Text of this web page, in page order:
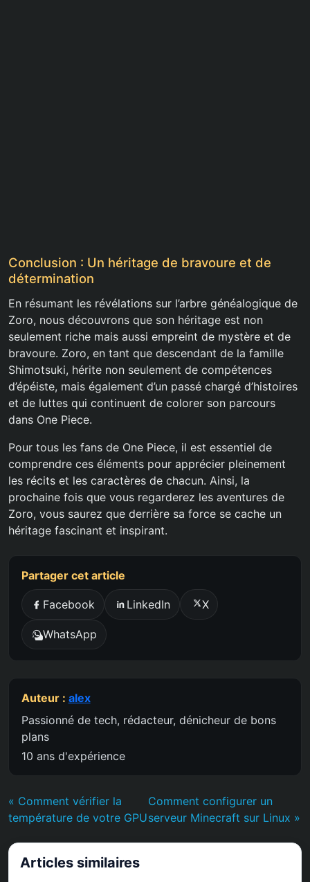
Conclusion : Un héritage de bravoure et de
détermination
En résumant les révélations sur l’arbre généalogique de
Zoro, nous découvrons que son héritage est non
seulement riche mais aussi empreint de mystère et de
bravoure. Zoro, en tant que descendant de la famille
Shimotsuki, hérite non seulement de compétences
d’épéiste, mais également d’un passé chargé d’histoires
et de luttes qui continuent de colorer son parcours
dans One Piece.
Pour tous les fans de One Piece, il est essentiel de
comprendre ces éléments pour apprécier pleinement
les récits et les caractères de chacun. Ainsi, la
prochaine fois que vous regarderez les aventures de
Zoro, vous saurez que derrière sa force se cache un
héritage fascinant et inspirant.
Partager cet article
Facebook LinkedIn X
WhatsApp
Auteur : alex
Passionné de tech, rédacteur, dénicheur de bons
plans
10 ans d'expérience
« Comment vérifier la
température de votre GPU
Comment configurer un
serveur Minecraft sur Linux »
Articles similaires